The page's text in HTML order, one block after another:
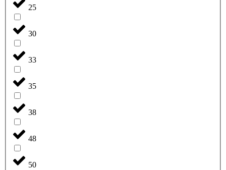
25
30
33
35
38
48
50